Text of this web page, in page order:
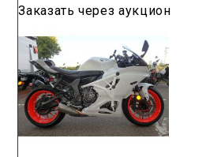
Заказать через аукцион